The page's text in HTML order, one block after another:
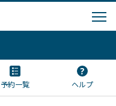
予約一覧 ヘルプ